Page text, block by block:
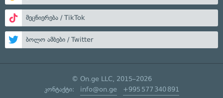
მეცნიერება / TikTok
ბოლო ამბები / Twitter
© On.ge LLC, 2015–2026
კონტაქტი: info@on.ge +995 577 340 891